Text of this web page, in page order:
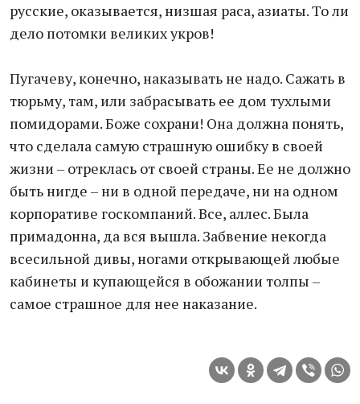
русские, оказывается, низшая раса, азиаты. То ли
дело потомки великих укров!
Пугачеву, конечно, наказывать не надо. Сажать в
тюрьму, там, или забрасывать ее дом тухлыми
помидорами. Боже сохрани! Она должна понять,
что сделала самую страшную ошибку в своей
жизни – отреклась от своей страны. Ее не должно
быть нигде – ни в одной передаче, ни на одном
корпоративе госкомпаний. Все, аллес. Была
примадонна, да вся вышла. Забвение некогда
всесильной дивы, ногами открывающей любые
кабинеты и купающейся в обожании толпы –
самое страшное для нее наказание.